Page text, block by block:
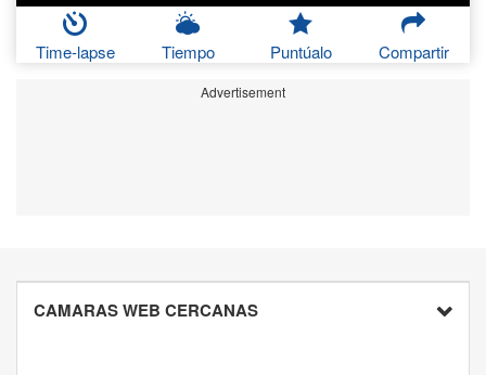
Time-lapse Tiempo Puntúalo Compartir
Advertisement
CAMARAS WEB CERCANAS